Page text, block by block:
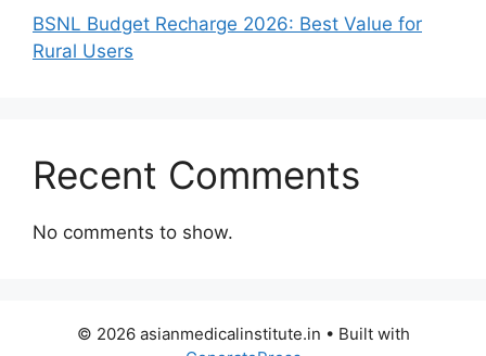
BSNL Budget Recharge 2026: Best Value for
Rural Users
Recent Comments
No comments to show.
© 2026 asianmedicalinstitute.in • Built with